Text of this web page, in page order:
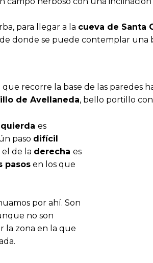
para llegar a la cueva de Santa
donde se puede contemplar una
que recorre la base de las paredes
de Avellaneda, bello portillo
es
paso difícil
de la derecha es
pasos en los que
por ahí. Son
no son
la zona en la que